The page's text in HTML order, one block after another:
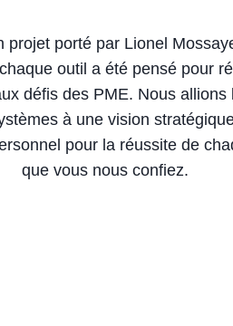
projet porté par Lionel
outil a été pensé pour
défis des PME. Nous allions
à une vision
pour la réussite de
que vous nous confiez.